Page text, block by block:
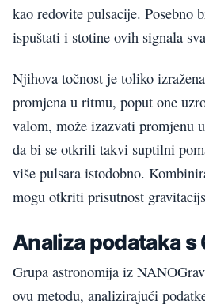
kao redovite pulsacije. Posebno
ispuštati i stotine ovih signala
Njihova točnost je toliko
promjena u ritmu, poput one
valom, može izazvati promjenu
da bi se otkrili takvi suptilni
više pulsara istodobno.
mogu otkriti prisutnost
Analiza podataka s
Grupa astronomija iz
ovu metodu, analizirajući